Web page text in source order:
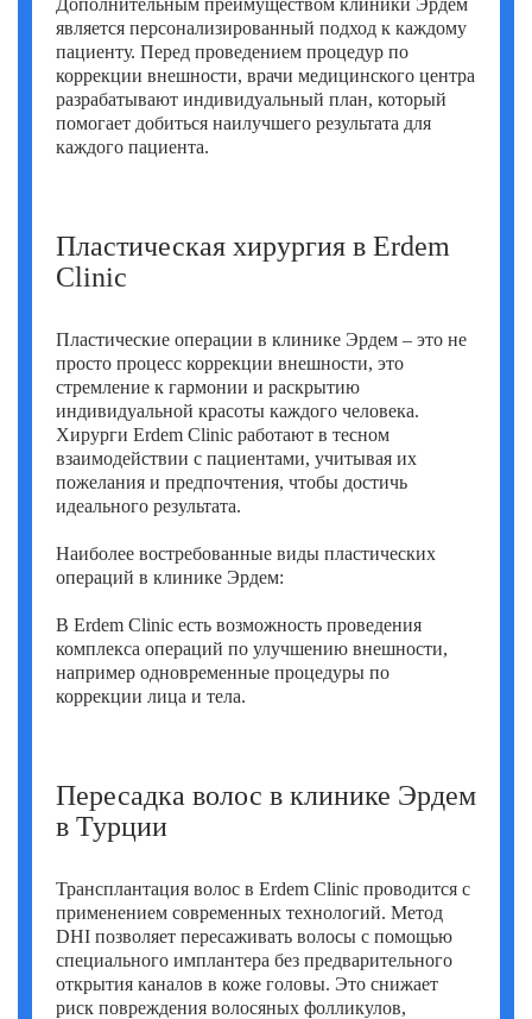
является персонализированный подход к каждому
пациенту. Перед проведением процедур по
коррекции внешности, врачи медицинского центра
разрабатывают индивидуальный план, который
помогает добиться наилучшего результата для
каждого пациента.
Пластическая хирургия в Erdem
Clinic
Пластические операции в клинике Эрдем – это не
просто процесс коррекции внешности, это
стремление к гармонии и раскрытию
индивидуальной красоты каждого человека.
Хирурги Erdem Clinic работают в тесном
взаимодействии с пациентами, учитывая их
пожелания и предпочтения, чтобы достичь
идеального результата.
Наиболее востребованные виды пластических
операций в клинике Эрдем:
В Erdem Clinic есть возможность проведения
комплекса операций по улучшению внешности,
например одновременные процедуры по
коррекции лица и тела.
Пересадка волос в клинике Эрдем
в Турции
Трансплантация волос в Erdem Clinic проводится с
применением современных технологий. Метод
DHI позволяет пересаживать волосы с помощью
специального имплантера без предварительного
открытия каналов в коже головы. Это снижает
риск повреждения волосяных фолликулов,